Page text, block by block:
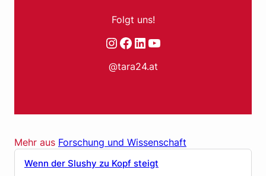
Folgt uns!
Instagram
Facebook
LinkedIn
YouTube
@tara24.at
Mehr aus Forschung und Wissenschaft
Wenn der Slushy zu Kopf steigt